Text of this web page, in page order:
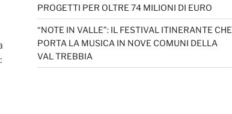
PROGETTI PER OLTRE 74 MILIONI DI EURO
“NOTE IN VALLE”: IL FESTIVAL ITINERANTE CHE
PORTA LA MUSICA IN NOVE COMUNI DELLA
VAL TREBBIA